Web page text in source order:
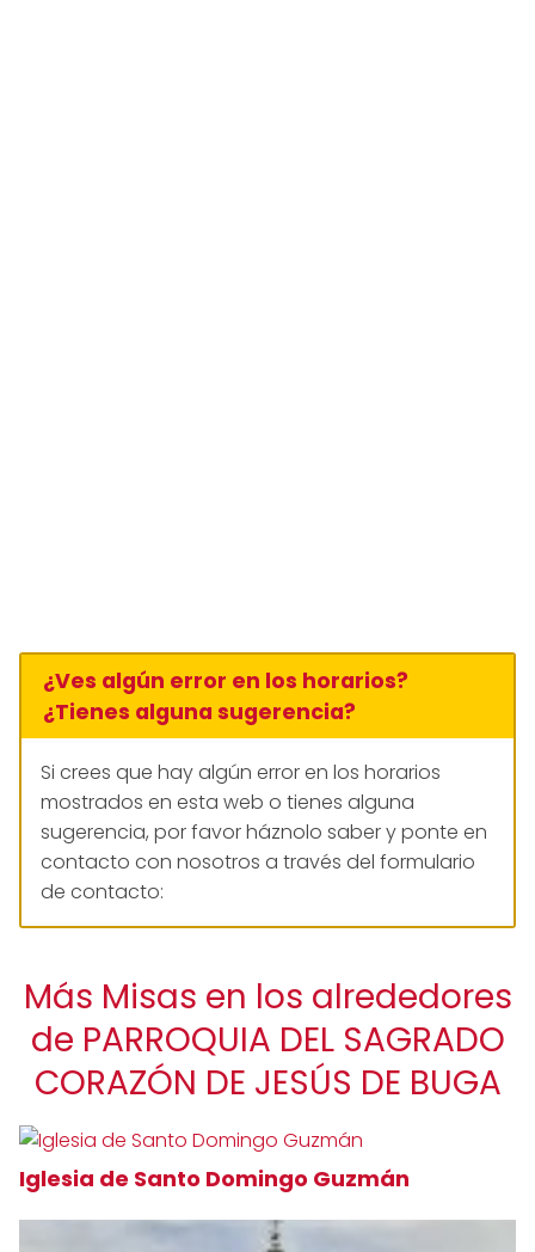
¿Ves algún error en los horarios?
¿Tienes alguna sugerencia?
Si crees que hay algún error en los horarios
mostrados en esta web o tienes alguna
sugerencia, por favor háznolo saber y ponte en
contacto con nosotros a través del formulario
de contacto:
Más Misas en los alrededores
de PARROQUIA DEL SAGRADO
CORAZÓN DE JESÚS DE BUGA
Iglesia de Santo Domingo Guzmán